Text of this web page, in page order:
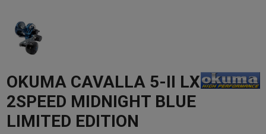
OKUMA CAVALLA 5-II LX
2SPEED MIDNIGHT BLUE
LIMITED EDITION